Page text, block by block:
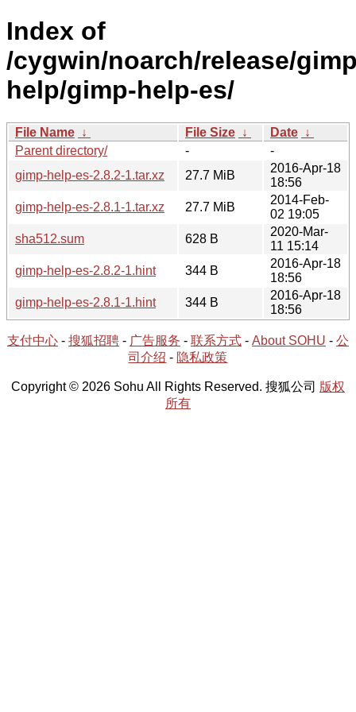
Index of
/cygwin/noarch/release/
help/gimp-help-es/
File Name ↓ File Size ↓ Date ↓
Parent directory/
-
-
gimp-help-es-2.8.2-1.tar.xz
27.7 MiB
2016-Apr-18
18:56
gimp-help-es-2.8.1-1.tar.xz
27.7 MiB
2014-Feb-
02 19:05
sha512.sum
628 B
2020-Mar-
11 15:14
gimp-help-es-2.8.2-1.hint
344 B
2016-Apr-18
18:56
gimp-help-es-2.8.1-1.hint
344 B
2016-Apr-18
18:56
支付中心 - 搜狐招聘 - 广告服务 - 联系方式 - About SOHU - 公
司介绍 - 隐私政策
Copyright © 2026 Sohu All Rights Reserved. 搜狐公司 版权
所有